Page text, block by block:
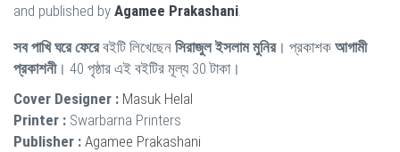
and published by Agamee Prakashani
সব পাখি ঘরে ফেরেবইটি লিখেছেন সিরাজুল ইসলাম মুনির। প্রকাশক আগামী
প্রকাশনী। 40 পৃষ্ঠার এই বইটির মূল্য 30 টাকা।
Cover Designer : Masuk Helal
Printer : Swarbarna Printers
Publisher : Agamee Prakashani